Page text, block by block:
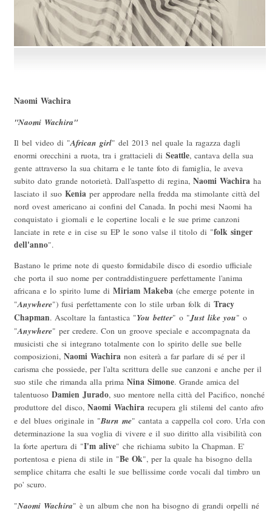
Naomi Wachira
"Naomi Wachira"
Il bel video di "African girl" del 2013 nel quale la ragazza dagli
enormi orecchini a ruota, tra i grattacieli di Seattle, cantava della sua
gente attraverso la sua chitarra e le tante foto di famiglia, le aveva
subito dato grande notorietà. Dall'aspetto di regina, Naomi Wachira ha
lasciato il suo Kenia per approdare nella fredda ma stimolante città del
nord ovest americano ai confini del Canada. In pochi mesi Naomi ha
conquistato i giornali e le copertine locali e le sue prime canzoni
lanciate in rete e in cise su EP le sono valse il titolo di "folk singer
dell'anno".
Bastano le prime note di questo formidabile disco di esordio ufficiale
che porta il suo nome per contraddistinguere perfettamente l'anima
africana e lo spirito lume di Miriam Makeba (che emerge potente in
"Anywhere") fusi perfettamente con lo stile urban folk di Tracy
Chapman. Ascoltare la fantastica "You better" o "Just like you" o
"Anywhere" per credere. Con un groove speciale e accompagnata da
musicisti che si integrano totalmente con lo spirito delle sue belle
composizioni, Naomi Wachira non esiterà a far parlare di sé per il
carisma che possiede, per l'alta scrittura delle sue canzoni e anche per il
suo stile che rimanda alla prima Nina Simone. Grande amica del
talentuoso Damien Jurado, suo mentore nella città del Pacifico, nonché
produttore del disco, Naomi Wachira recupera gli stilemi del canto afro
e del blues originale in "Burn me" cantata a cappella col coro. Urla con
determinazione la sua voglia di vivere e il suo diritto alla visibilità con
la forte apertura di "I'm alive" che richiama subito la Chapman. E'
portentosa e piena di stile in "Be Ok", per la quale ha bisogno della
semplice chitarra che esalti le sue bellissime corde vocali dal timbro un
po' scuro.
"Naomi Wachira" è un album che non ha bisogno di grandi orpelli né